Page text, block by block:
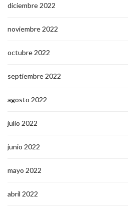
diciembre 2022
noviembre 2022
octubre 2022
septiembre 2022
agosto 2022
julio 2022
junio 2022
mayo 2022
abril 2022